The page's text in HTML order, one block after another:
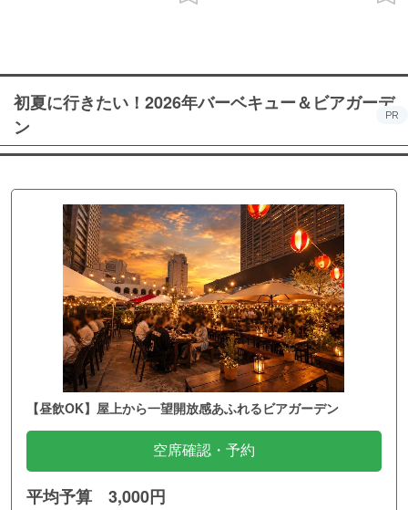
初夏に行きたい！2026年バーベキュー＆ビアガーデ
ン
PR
【昼飲OK】屋上から一望開放感あふれるビアガーデン
空席確認・予約
平均予算 3,000円